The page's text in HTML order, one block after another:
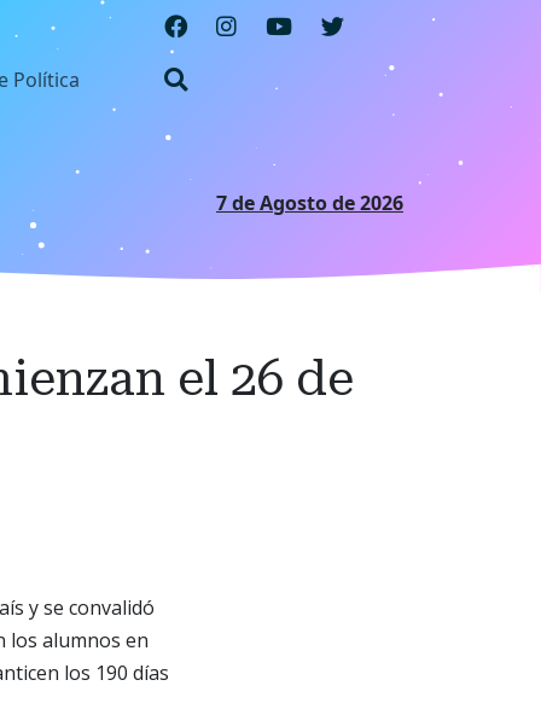
Política
7 de Agosto de 2026
el 26 de
y se convalidó
los alumnos en
los 190 días